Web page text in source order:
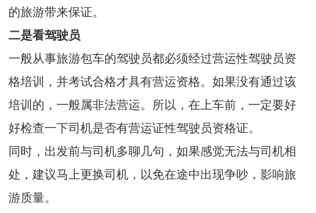
的旅游带来保证。
二是看驾驶员
一般从事旅游包车的驾驶员都必须经过营运性驾驶员资
格培训，并考试合格才具有营运资格。如果没有通过该
培训的，一般属非法营运。所以，在上车前，一定要好
好检查一下司机是否有营运证性驾驶员资格证。
同时，出发前与司机多聊几句，如果感觉无法与司机相
处，建议马上更换司机，以免在途中出现争吵，影响旅
游质量。